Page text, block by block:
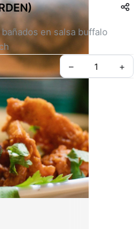
en salsa buffalo
– +
Take App